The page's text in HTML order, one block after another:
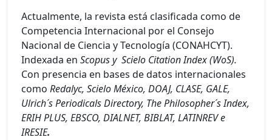
Actualmente, la revista está clasificada como de
Competencia Internacional por el Consejo
Nacional de Ciencia y Tecnología (CONAHCYT).
Indexada en Scopus y Scielo Citation Index (WoS).
Con presencia en bases de datos internacionales
como Redalyc, Scielo México, DOAJ, CLASE, GALE,
Ulrich´s Periodicals Directory, The Philosopher´s Index,
ERIH PLUS, EBSCO, DIALNET, BIBLAT, LATINREV e
IRESIE.